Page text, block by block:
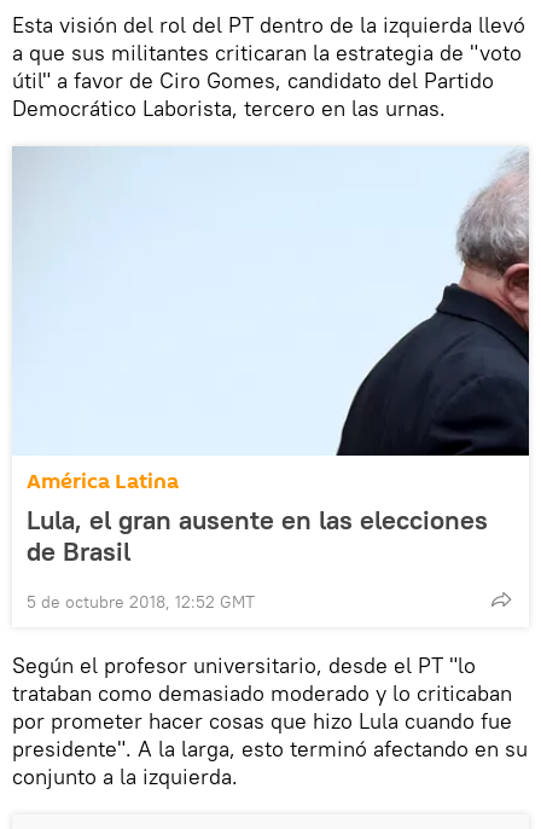
Esta visión del rol del PT dentro de la izquierda llevó
a que sus militantes criticaran la estrategia de "voto
útil" a favor de Ciro Gomes, candidato del Partido
Democrático Laborista, tercero en las urnas.
América Latina
Lula, el gran ausente en las elecciones
de Brasil
5 de octubre 2018, 12:52 GMT
Según el profesor universitario, desde el PT "lo
trataban como demasiado moderado y lo criticaban
por prometer hacer cosas que hizo Lula cuando fue
presidente". A la larga, esto terminó afectando en su
conjunto a la izquierda.